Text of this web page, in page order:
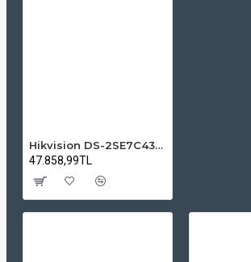
Hikvision DS-2SE7C432MWG-EB/26(F0) 6+4MP 32X TandemVu PTZ Speed Dome IP Kamera
47.858,99TL